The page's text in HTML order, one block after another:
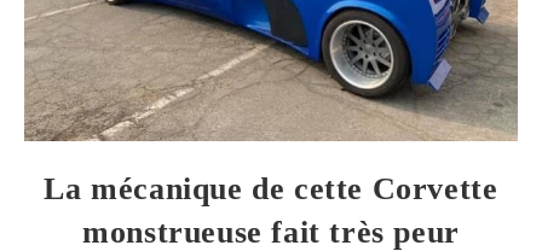
La mécanique de cette Corvette
monstrueuse fait très peur